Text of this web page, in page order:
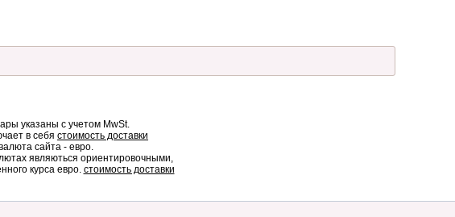
указаны с учетом MwSt.
в себя стоимость доставки
сайта - евро.
являються ориентировочными,
курса евро. стоимость доставки